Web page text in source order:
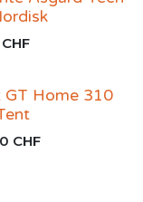
CHF
GT Home 310
CHF